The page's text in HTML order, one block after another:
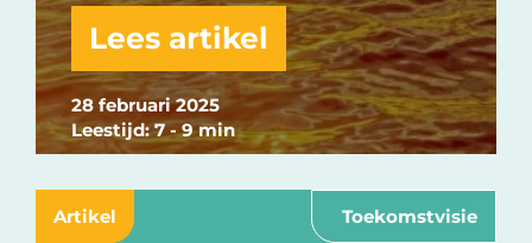
28 februari 2025
Leestijd: 7 - 9 min
Lees artikel
Artikel Toekomstvisie